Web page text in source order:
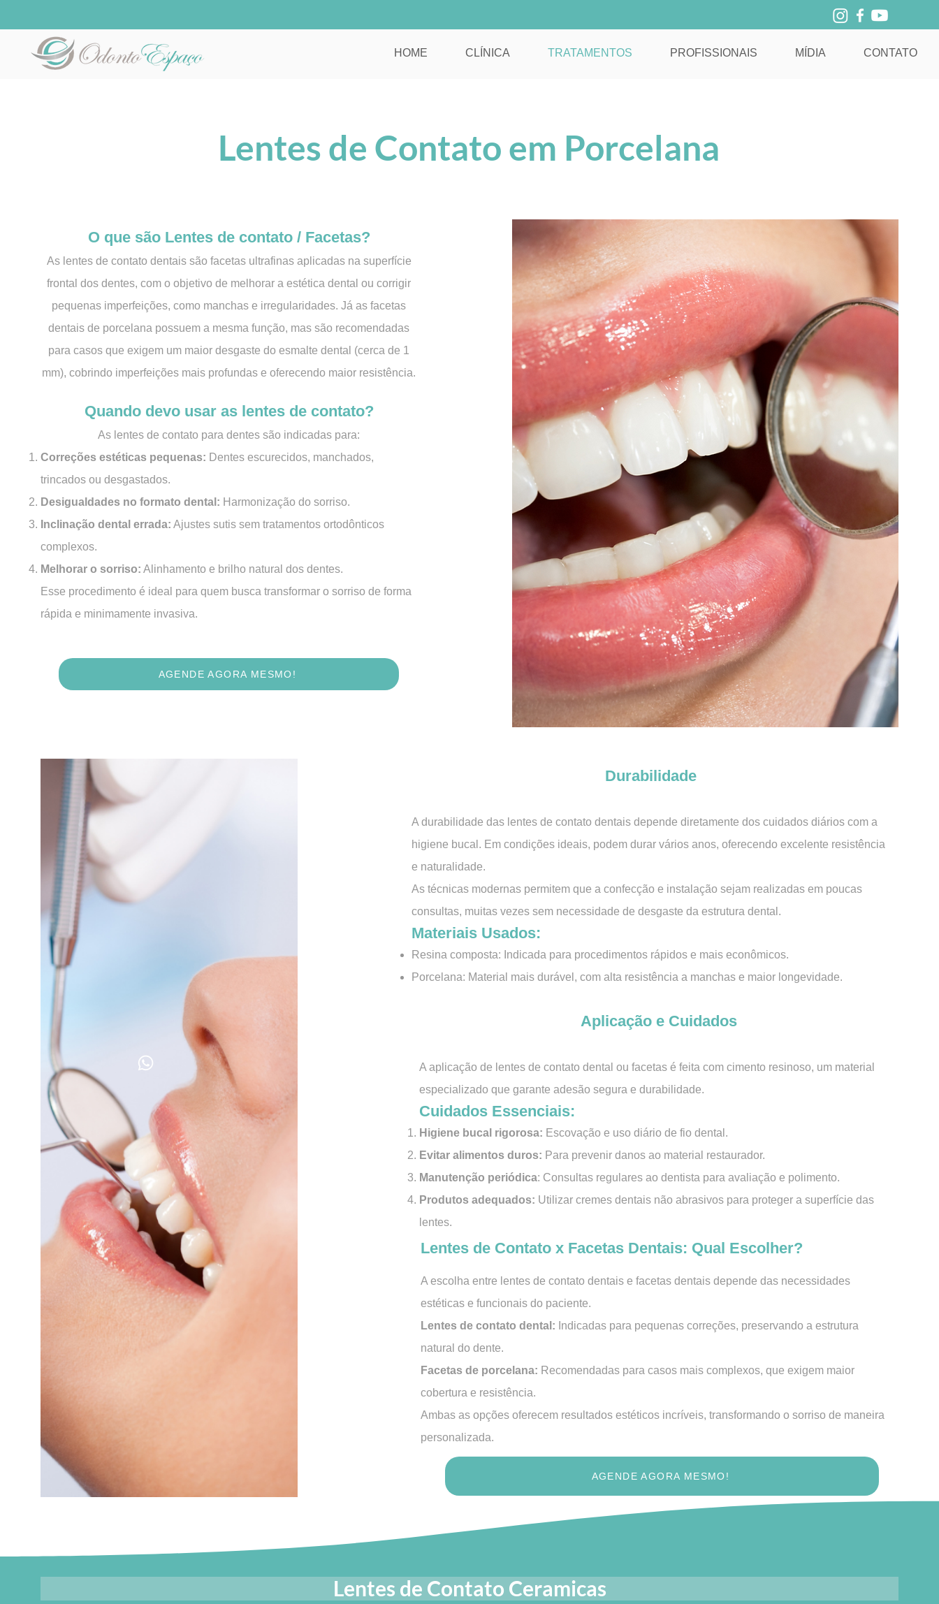
HOME CLÍNICA TRATAMENTOS PROFISSIONAIS MÍDIA CONTATO
Lentes de Contato em Porcelana
O que são Lentes de contato / Facetas?
As lentes de contato dentais são facetas ultrafinas aplicadas na superfície
frontal dos dentes, com o objetivo de melhorar a estética dental ou corrigir
pequenas imperfeições, como manchas e irregularidades. Já as facetas
dentais de porcelana possuem a mesma função, mas são recomendadas
para casos que exigem um maior desgaste do esmalte dental (cerca de 1
mm), cobrindo imperfeições mais profundas e oferecendo maior resistência.
Quando devo usar as lentes de contato?
As lentes de contato para dentes são indicadas para:
Correções estéticas pequenas: Dentes escurecidos, manchados,
trincados ou desgastados.
Desigualdades no formato dental: Harmonização do sorriso.
Inclinação dental errada: Ajustes sutis sem tratamentos ortodônticos
complexos.
Melhorar o sorriso: Alinhamento e brilho natural dos dentes.
Esse procedimento é ideal para quem busca transformar o sorriso de forma
rápida e minimamente invasiva.
AGENDE AGORA MESMO!
Durabilidade
A durabilidade das lentes de contato dentais depende diretamente dos cuidados diários com a
higiene bucal. Em condições ideais, podem durar vários anos, oferecendo excelente resistência
e naturalidade.
As técnicas modernas permitem que a confecção e instalação sejam realizadas em poucas
consultas, muitas vezes sem necessidade de desgaste da estrutura dental.
Materiais Usados:
Resina composta: Indicada para procedimentos rápidos e mais econômicos.
Porcelana: Material mais durável, com alta resistência a manchas e maior longevidade.
Aplicação e Cuidados
A aplicação de lentes de contato dental ou facetas é feita com cimento resinoso, um material
especializado que garante adesão segura e durabilidade.
Cuidados Essenciais:
Higiene bucal rigorosa: Escovação e uso diário de fio dental.
Evitar alimentos duros: Para prevenir danos ao material restaurador.
Manutenção periódica: Consultas regulares ao dentista para avaliação e polimento.
Produtos adequados: Utilizar cremes dentais não abrasivos para proteger a superfície das
lentes.
Lentes de Contato x Facetas Dentais: Qual Escolher?
A escolha entre lentes de contato dentais e facetas dentais depende das necessidades
estéticas e funcionais do paciente.
Lentes de contato dental: Indicadas para pequenas correções, preservando a estrutura
natural do dente.
Facetas de porcelana: Recomendadas para casos mais complexos, que exigem maior
cobertura e resistência.
Ambas as opções oferecem resultados estéticos incríveis, transformando o sorriso de maneira
personalizada.
AGENDE AGORA MESMO!
Lentes de Contato Ceramicas